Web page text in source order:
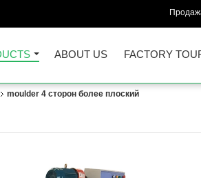
ABOUT US FACTORY
moulder 4 сторон более плоский